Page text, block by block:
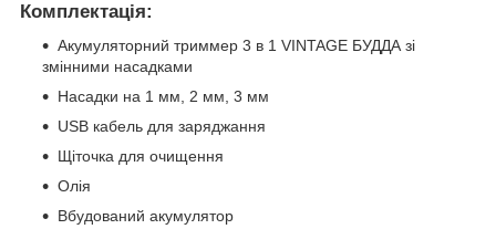
Комплектація:
Акумуляторний триммер 3 в 1 VINTAGE БУДДА зі
змінними насадками
Насадки на 1 мм, 2 мм, 3 мм
USB кабель для заряджання
Щіточка для очищення
Олія
Вбудований акумулятор